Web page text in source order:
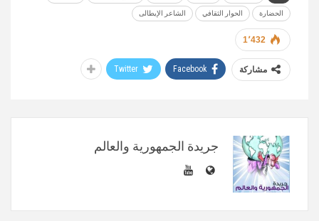
الحضارة الحوار الثقافي الشاعر الإيطالى
1٬432
مشاركة Facebook
Twitter
جريدة الجمهورية والعالم